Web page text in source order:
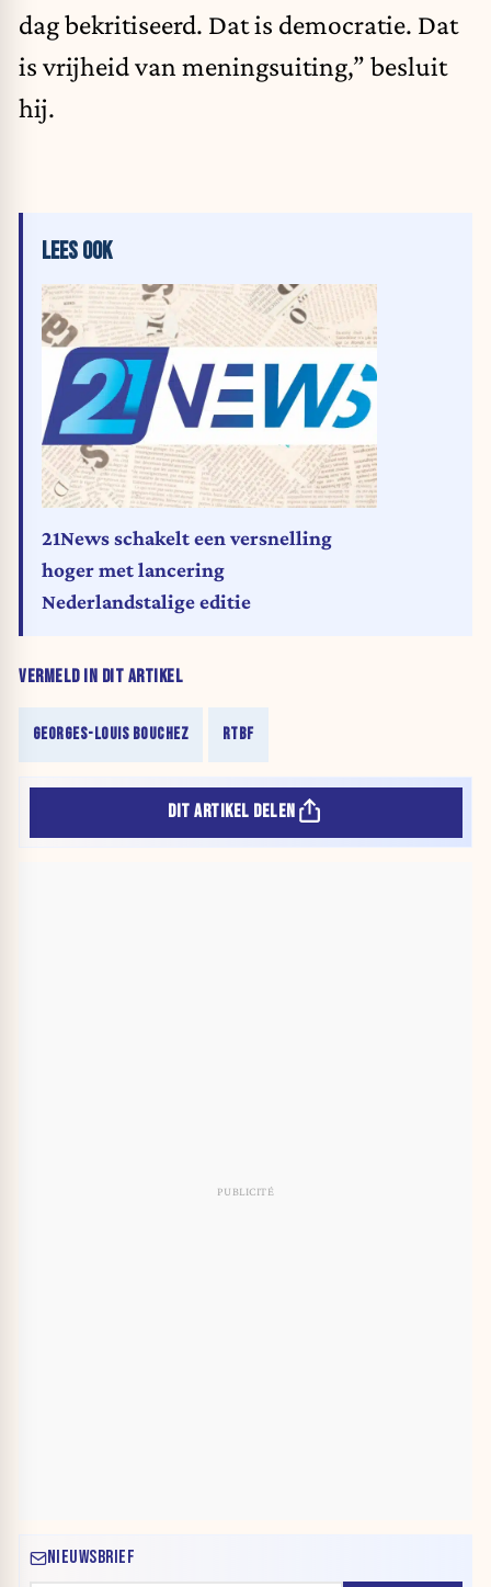
dag bekritiseerd. Dat is democratie. Dat
is vrijheid van meningsuiting,” besluit
hij.
VERMELD IN DIT ARTIKEL
GEORGES-LOUIS BOUCHEZ RTBF
LEES OOK
21News schakelt een versnelling
hoger met lancering
Nederlandstalige editie
DIT ARTIKEL DELEN
NIEUWSBRIEF